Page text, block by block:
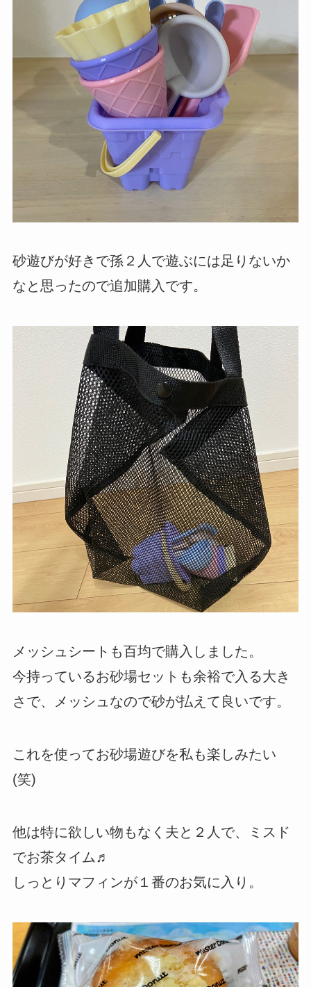
砂遊びが好きで孫２人で遊ぶには足りないか
なと思ったので追加購入です。
メッシュシートも百均で購入しました。
今持っているお砂場セットも余裕で入る大き
さで、メッシュなので砂が払えて良いです。
これを使ってお砂場遊びを私も楽しみたい
(笑)
他は特に欲しい物もなく夫と２人で、ミスド
でお茶タイム♬
しっとりマフィンが１番のお気に入り。